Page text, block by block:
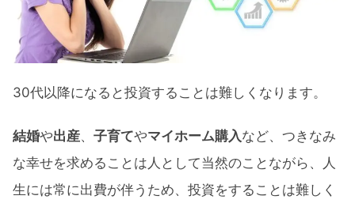
つみたてNISAを20代だけやっておく
60歳の平均貯蓄額は
よう
つみたてNISAを20代だけやった場合のシミ
ュレーション
つみたてNISAを10年間やると投資額は
30代以降になると投資することは難しくなります。
結婚や出産、 子育てやマイホーム購入など、つきなみ
な幸せを求めることは人として当然のことながら、人
生には常に出費が伴うため、投資をすることは難しく